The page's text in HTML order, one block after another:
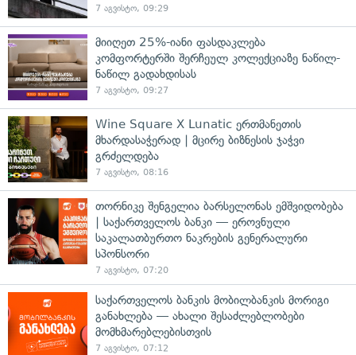
7 აგვისტო, 09:29
მიიღეთ 25%-იანი ფასდაკლება
კომფორტერში შერჩეულ კოლექციაზე ნაწილ-
ნაწილ გადახდისას
7 აგვისტო, 09:27
Wine Square X Lunatic ერთმანეთის
მხარდასაჭერად | მცირე ბიზნესის ჯაჭვი
გრძელდება
7 აგვისტო, 08:16
თორნიკე შენგელია ბარსელონას ემშვიდობება
| საქართველოს ბანკი — ეროვნული
საკალათბურთო ნაკრების გენერალური
სპონსორი
7 აგვისტო, 07:20
საქართველოს ბანკის მობილბანკის მორიგი
განახლება — ახალი შესაძლებლობები
მომხმარებლებისთვის
7 აგვისტო, 07:12